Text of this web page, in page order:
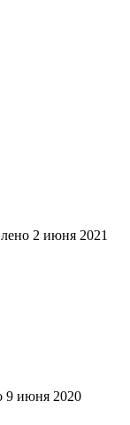
2 июня 2021
9 июня 2020